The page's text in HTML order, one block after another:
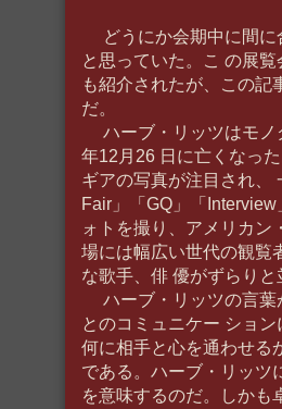
どうにか会期中に間に
と思っていた。こ の展
も紹介されたが、この記
だ。
ハーブ・リッツはモノ
年12月26 日に亡くなっ
ギアの写真が注目され、
Fair」「GQ」「
ォトを撮り、アメリカン
場には幅広い世代の観覧
な歌手、俳 優がずらり
ハーブ・リッツの言葉
とのコミュニケー ショ
何に相手と心を通わせる
である。ハーブ・リッツ
を意味するのだ。しかも